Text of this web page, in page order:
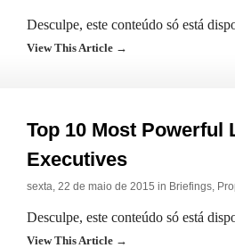
Desculpe, este conteúdo só está
View This Article →
Top 10 Most Powerful
Executives
sexta, 22 de maio de 2015 in Briefings,
Desculpe, este conteúdo só está
View This Article →